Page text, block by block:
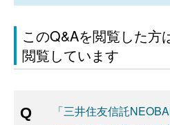
このQ&Aを閲覧した方
閲覧しています
「三井住友信託